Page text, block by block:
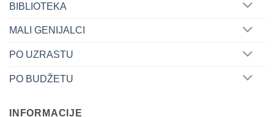
BIBLIOTEKA
MALI GENIJALCI
PO UZRASTU
PO BUDŽETU
INFORMACIJE